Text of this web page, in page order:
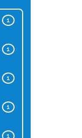
1
1
1
1
1